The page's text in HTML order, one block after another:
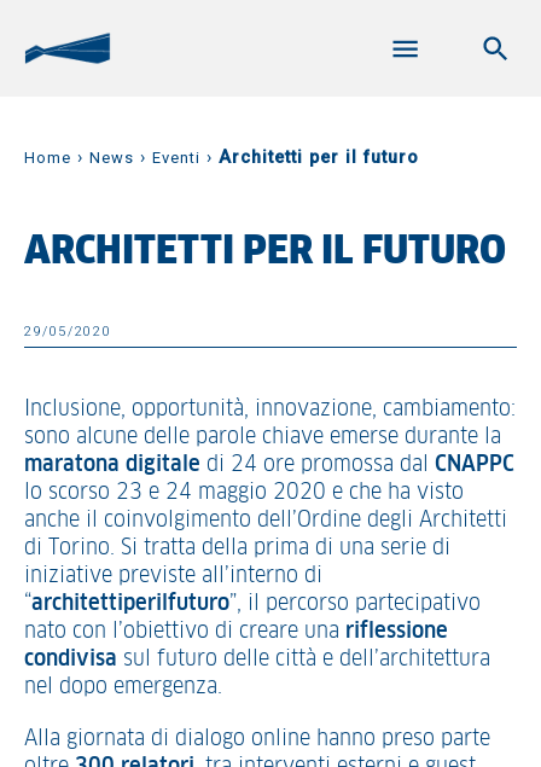
Home › News › Eventi › Architetti per il futuro
ARCHITETTI PER IL FUTURO
29/05/2020
Inclusione, opportunità, innovazione, cambiamento:
sono alcune delle parole chiave emerse durante la
maratona digitale di 24 ore promossa dal CNAPPC
lo scorso 23 e 24 maggio 2020 e che ha visto
anche il coinvolgimento dell’Ordine degli Architetti
di Torino. Si tratta della prima di una serie di
iniziative previste all’interno di
“architettiperilfuturo”, il percorso partecipativo
nato con l’obiettivo di creare una riflessione
condivisa sul futuro delle città e dell’architettura
nel dopo emergenza.
Alla giornata di dialogo online hanno preso parte